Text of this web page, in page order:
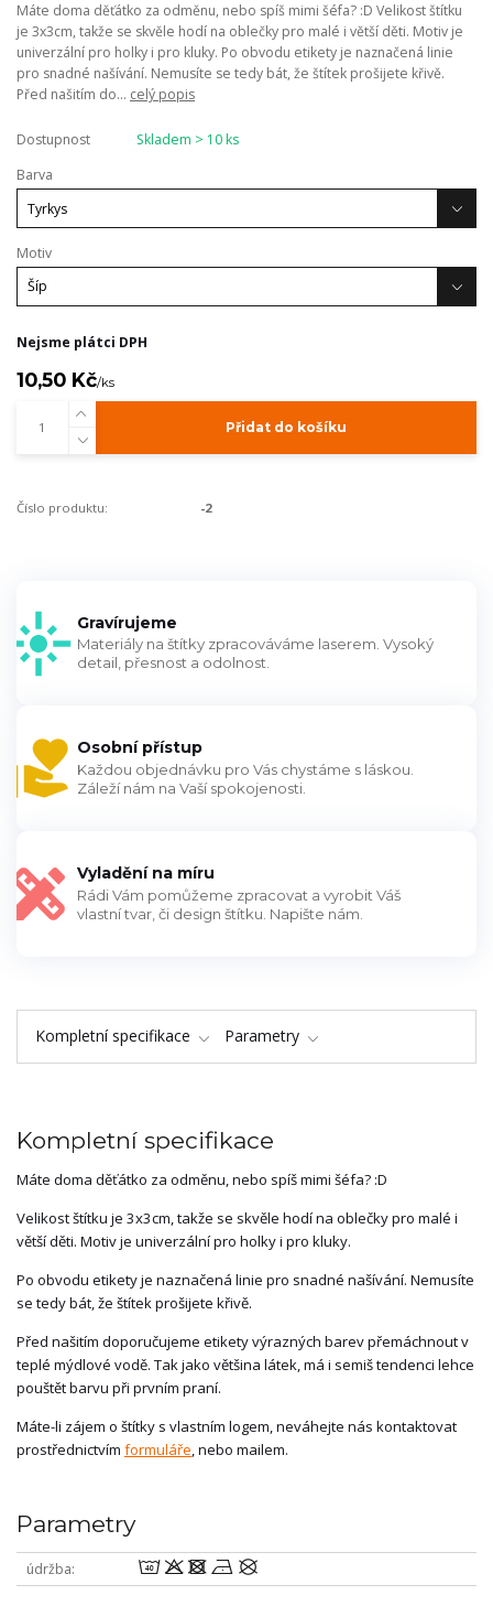
Máte doma děťátko za odměnu, nebo spíš mimi šéfa? :D Velikost štítku
je 3x3cm, takže se skvěle hodí na oblečky pro malé i větší děti. Motiv je
univerzální pro holky i pro kluky. Po obvodu etikety je naznačená linie
pro snadné našívání. Nemusíte se tedy bát, že štítek prošijete křivě.
Před našitím do... celý popis
Dostupnost
Skladem > 10 ks
Barva
Motiv
Nejsme plátci DPH
10,50 Kč/ks
Přidat do košíku
Číslo produktu: -2
Gravírujeme
Materiály na štítky zpracováváme laserem. Vysoký
detail, přesnost a odolnost.
Osobní přístup
Každou objednávku pro Vás chystáme s láskou.
Záleží nám na Vaší spokojenosti.
Vyladění na míru
Rádi Vám pomůžeme zpracovat a vyrobit Váš
vlastní tvar, či design štítku. Napište nám.
Kompletní specifikace Parametry
Kompletní specifikace
Máte doma děťátko za odměnu, nebo spíš mimi šéfa? :D
Velikost štítku je 3x3cm, takže se skvěle hodí na oblečky pro malé i
větší děti. Motiv je univerzální pro holky i pro kluky.
Po obvodu etikety je naznačená linie pro snadné našívání. Nemusíte
se tedy bát, že štítek prošijete křivě.
Před našitím doporučujeme etikety výrazných barev přemáchnout v
teplé mýdlové vodě. Tak jako většina látek, má i semiš tendenci lehce
pouštět barvu při prvním praní.
Máte-li zájem o štítky s vlastním logem, neváhejte nás kontaktovat
prostřednictvím formuláře, nebo mailem.
Parametry
údržba 8odnU